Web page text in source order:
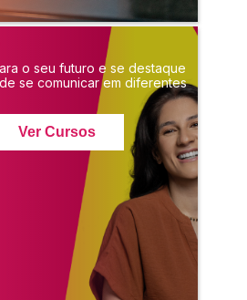
o seu futuro e se destaque
se comunicar em diferentes
Ver Cursos